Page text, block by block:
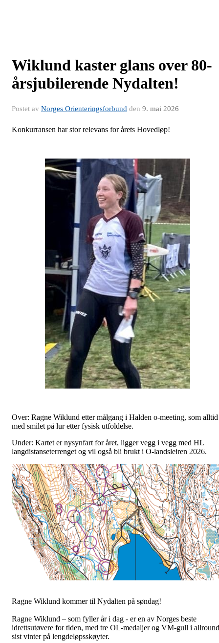
Wiklund kaster glans over 80-
årsjubilerende Nydalten!
Postet av Norges Orienteringsforbund den 9. mai 2026
Konkurransen har stor relevans for årets Hovedløp!
Over: Ragne Wiklund etter målgang i Halden o-meeting, som alltid
med smilet på lur etter fysisk utfoldelse.
Under: Kartet er nysynfart for året, ligger vegg i vegg med HL
langdistanseterrenget og vil også bli brukt i O-landsleiren 2026.
Ragne Wiklund kommer til Nydalten på søndag!
Ragne Wiklund – som fyller år i dag - er en av Norges beste
idrettsutøvere for tiden, med tre OL-medaljer og VM-gull i allround
sist vinter på lengdeløpsskøyter.